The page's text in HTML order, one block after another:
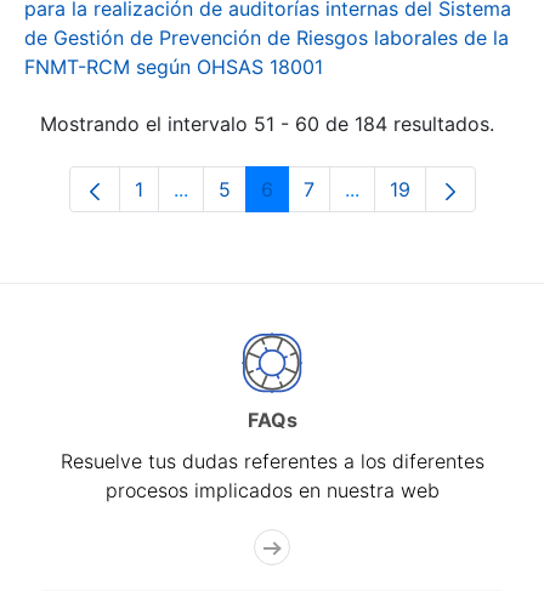
para la realización de auditorías internas del Sistema
de Gestión de Prevención de Riesgos laborales de la
FNMT-RCM según OHSAS 18001
Mostrando el intervalo 51 - 60 de 184 resultados.
Página
1 ...Páginas intermedias Use TAB para
Página
5 Página
6 Página
7 ...Páginas intermedias
Página
19
FAQs
Resuelve tus dudas referentes a los diferentes
procesos implicados en nuestra web